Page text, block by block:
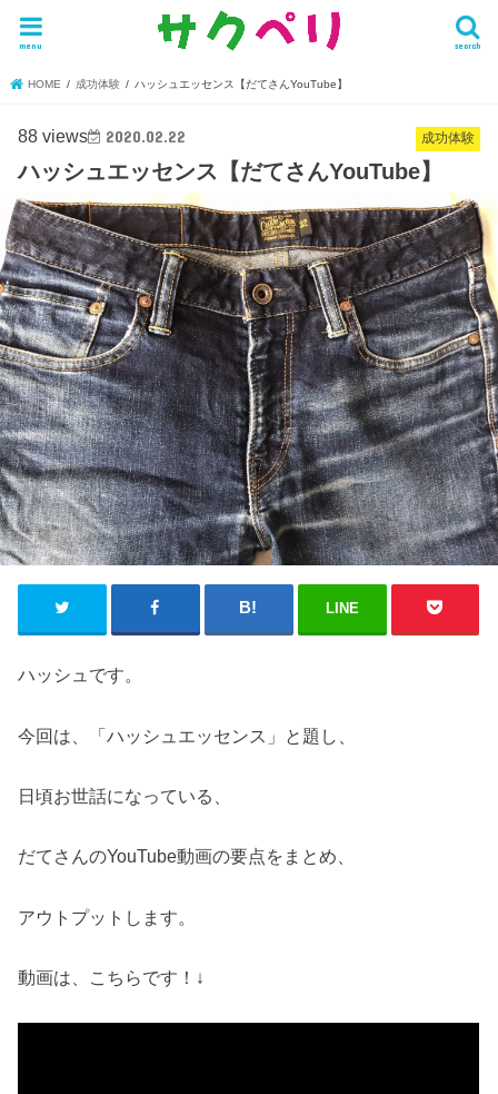
search
menu
HOME 成功体験 ハッシュエッセンス【だてさんYouTube】
成功体験
88 views 2020.02.22
ハッシュエッセンス【だてさんYouTube】
LINE
ハッシュです。
今回は、「ハッシュエッセンス」と題し、
日頃お世話になっている、
だてさんのYouTube動画の要点をまとめ、
アウトプットします。
動画は、こちらです！↓